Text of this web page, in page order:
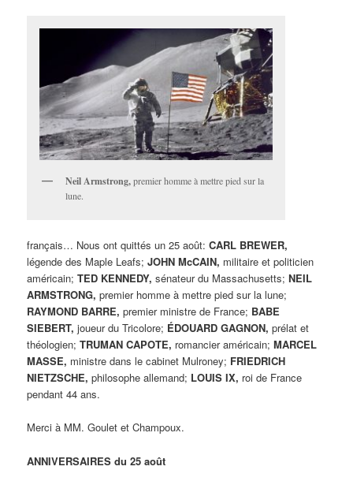
Neil Armstrong,premier homme à mettre pied sur la
lune.
français… Nous ont quittés un 25 août:CARL BREWER,
légende des Maple Leafs;JOHN McCAIN, militaire et politicien
américain;TED KENNEDY, sénateur du Massachusetts;NEIL
ARMSTRONG, premier homme à mettre pied sur la lune;
RAYMOND BARRE, premier ministre de France; BABE
SIEBERT, joueur du Tricolore; ÉDOUARD GAGNON, prélat et
théologien;TRUMAN CAPOTE, romancier américain;MARCEL
MASSE, ministre dans le cabinet Mulroney; FRIEDRICH
NIETZSCHE, philosophe allemand; LOUIS IX, roi de France
pendant 44 ans.
Merci à MM. Goulet et Champoux.
ANNIVERSAIRES du 25 août